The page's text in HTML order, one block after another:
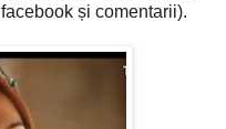
și comentarii).